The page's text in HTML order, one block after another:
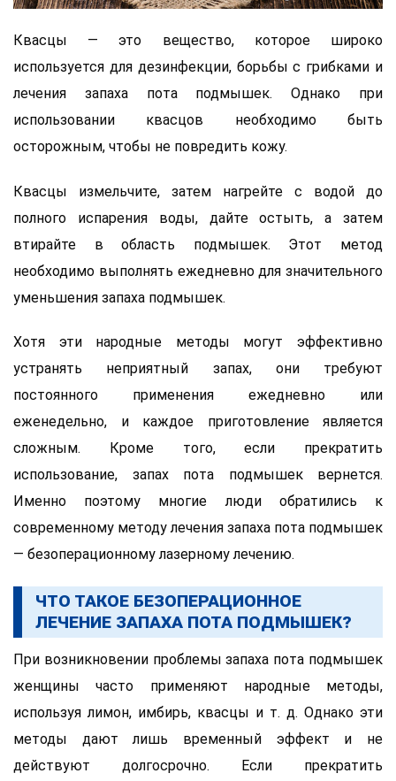
Квасцы — это вещество, которое широко
используется для дезинфекции, борьбы с грибками и
лечения запаха пота подмышек. Однако при
использовании квасцов необходимо быть
осторожным, чтобы не повредить кожу.
Квасцы измельчите, затем нагрейте с водой до
полного испарения воды, дайте остыть, а затем
втирайте в область подмышек. Этот метод
необходимо выполнять ежедневно для значительного
уменьшения запаха подмышек.
Хотя эти народные методы могут эффективно
устранять неприятный запах, они требуют
постоянного применения ежедневно или
еженедельно, и каждое приготовление является
сложным. Кроме того, если прекратить
использование, запах пота подмышек вернется.
Именно поэтому многие люди обратились к
современному методу лечения запаха пота подмышек
— безоперационному лазерному лечению.
ЧТО ТАКОЕ БЕЗОПЕРАЦИОННОЕ
ЛЕЧЕНИЕ ЗАПАХА ПОТА ПОДМЫШЕК?
При возникновении проблемы запаха пота подмышек
женщины часто применяют народные методы,
используя лимон, имбирь, квасцы и т. д. Однако эти
методы дают лишь временный эффект и не
действуют долгосрочно. Если прекратить